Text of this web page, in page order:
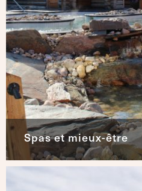
Spas et mieux-être